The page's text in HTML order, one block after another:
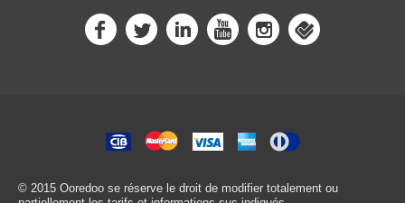
© 2015 Ooredoo se réserve le droit de modifier totalement ou